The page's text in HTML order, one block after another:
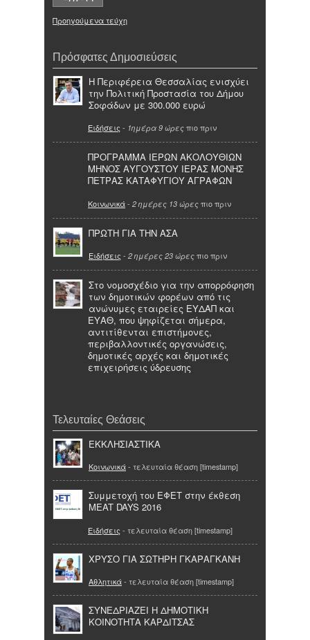
Προηγούμενα τεύχη
Πρόσφατες Δημοσιεύσεις
Η Περιφέρεια Θεσσαλίας ενισχύει
την Πολιτική Προστασία του Δήμου
Σοφάδων με 300.000 ευρώ
Ειδήσεις - 1ημέρα 9 ώρες πιο πριν
ΠΡΟΓΡΑΜΜΑ ΙΕΡΩΝ ΑΚΟΛΟΥΘΙΩΝ
ΜΗΝΟΣ ΑΥΓΟΥΣΤΟΥ ΙΕΡΑΣ ΜΟΝΗΣ
ΠΕΤΡΑΣ ΚΑΤΑΦΥΓΙΟΥ ΑΓΡΑΦΩΝ
Κοινωνικά- 2 ημέρες 13 ώρες πιο πριν
ΠΡΩΤΗ ΓΙΑ ΤΗΝ ΑΣΑ
Ειδήσεις - 2 ημέρες 23 ώρες πιο πριν
Στο νομοσχέδιο για την απορρόφηση
των δημοτικών φορέων από τις
ανώνυμες εταιρείες ΕΥΔΑΠ και
ΕΥΑΘ, που ψηφίζεται σήμερα,
αντιτίθενται επιστήμονες,
περιβαλλοντικές οργανώσεις,
δημοτικές αρχές και δημοτικές
επιχειρήσεις ύδρευσης
Τελευταίες Θεάσεις
ΕΚΚΛΗΣΙΑΣΤΙΚΑ
Κοινωνικά- τελευταία θέαση [timestamp]
Συμμετοχή του ΕΦΕΤ στην έκθεση
MEAT DAYS 2016
Ειδήσεις - τελευταία θέαση [timestamp]
ΧΡΥΣΟ ΓΙΑ ΣΩΤΗΡΗ ΓΚΑΡΑΓΚΑΝΗ
Αθλητικά- τελευταία θέαση [timestamp]
ΣΥΝΕΔΡΙΑΖΕΙ Η ΔΗΜΟΤΙΚΗ
ΚΟΙΝΟΤΗΤΑ ΚΑΡΔΙΤΣΑΣ